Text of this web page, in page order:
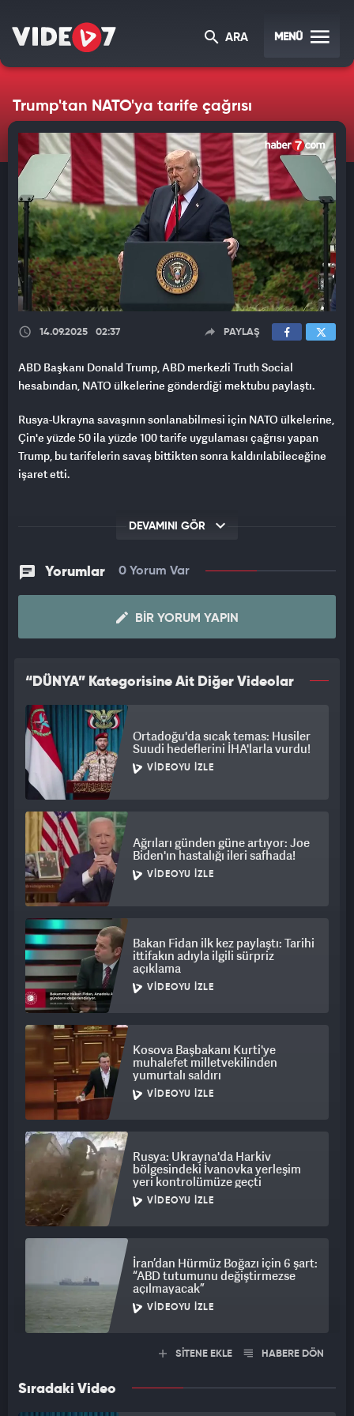
ARA MENÜ
Trump'tan NATO'ya tarife çağrısı
14.09.2025 02:37 PAYLAŞ
ABD Başkanı Donald Trump, ABD merkezli Truth Social
hesabından, NATO ülkelerine gönderdiği mektubu paylaştı.
Rusya-Ukrayna savaşının sonlanabilmesi için NATO ülkelerine,
Çin'e yüzde 50 ila yüzde 100 tarife uygulaması çağrısı yapan
Trump, bu tarifelerin savaş bittikten sonra kaldırılabileceğine
işaret etti.
DEVAMINI GÖR
Yorumlar 0 Yorum Var
BIR YORUM YAPIN
“DÜNYA” Kategorisine Ait Diğer Videolar
Ortadoğu'da sıcak temas: Husiler
Suudi hedeflerini İHA'larla vurdu!
VIDEOYU İZLE
Ağrıları günden güne artıyor: Joe
Biden'ın hastalığı ileri safhada!
VIDEOYU İZLE
Bakan Fidan ilk kez paylaştı: Tarihi
ittifakın adıyla ilgili sürpriz
açıklama
VIDEOYU İZLE
Kosova Başbakanı Kurti'ye
muhalefet milletvekilinden
yumurtalı saldırı
VIDEOYU İZLE
Rusya: Ukrayna'da Harkiv
bölgesindeki İvanovka yerleşim
yeri kontrolümüze geçti
VIDEOYU İZLE
İran’dan Hürmüz Boğazı için 6 şart:
“ABD tutumunu değiştirmezse
açılmayacak”
VIDEOYU İZLE
SİTENE EKLE HABERE DÖN
Sıradaki Video